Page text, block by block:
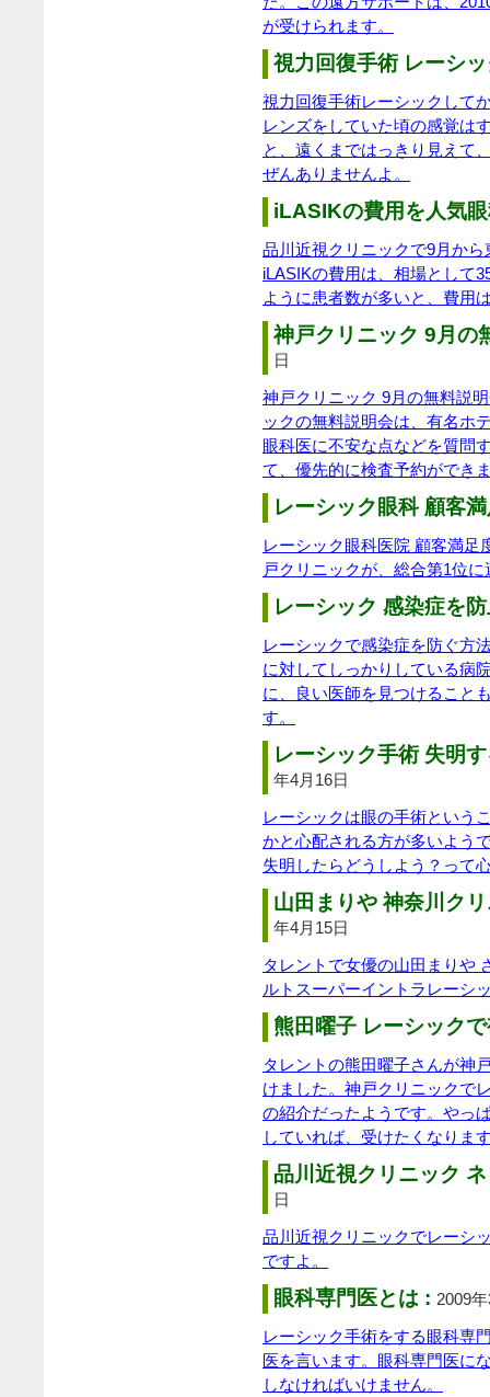
が受けられます。
視力回復手術 レーシ
視力回復手術レーシックして
レンズをしていた頃の感覚は
と、遠くまではっきり見えて
ぜんありませんよ。
iLASIKの費用を人気
品川近視クリニックで9月か
iLASIKの費用は、相場として
ように患者数が多いと、費用
神戸クリニック 9月の
日
神戸クリニック 9月の無料説
ックの無料説明会は、有名ホ
眼科医に不安な点などを質問
て、優先的に検査予約ができ
レーシック眼科 顧客
レーシック眼科医院 顧客満足
戸クリニックが、総合第1位
レーシック 感染症を
レーシックで感染症を防ぐ方
に対してしっかりしている病
に、良い医師を見つけること
す。
レーシック手術 失明
年4月16日
レーシックは眼の手術という
かと心配される方が多いよう
失明したらどうしよう？って
山田まりや 神奈川ク
年4月15日
タレントで女優の山田まりや
ルトスーパーイントラレーシ
熊田曜子 レーシック
タレントの熊田曜子さんが神
けました。神戸クリニックで
の紹介だったようです。やっ
していれば、受けたくなりま
品川近視クリニック
日
品川近視クリニックでレーシ
ですよ。
眼科専門医とは : 2009
レーシック手術をする眼科専
医を言います。眼科専門医に
しなければいけません。